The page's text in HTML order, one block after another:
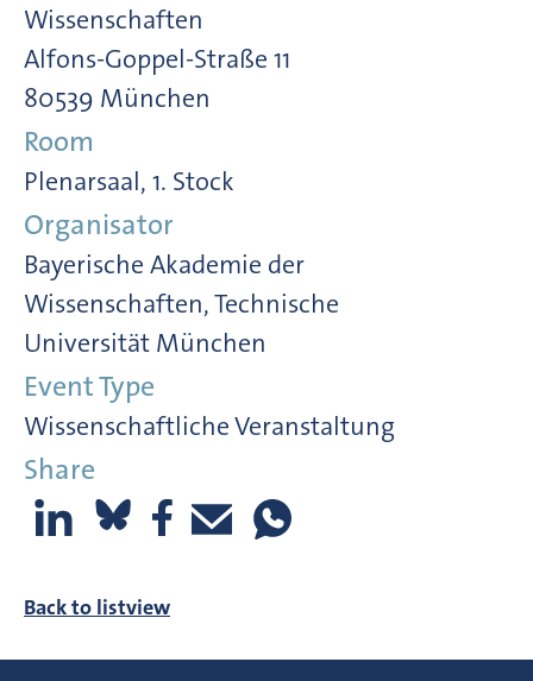
Wissenschaften
Alfons-Goppel-Straße 11
80539 München
Room
Plenarsaal, 1. Stock
Organisator
Bayerische Akademie der
Wissenschaften, Technische
Universität München
Event Type
Wissenschaftliche Veranstaltung
Share
Back to listview